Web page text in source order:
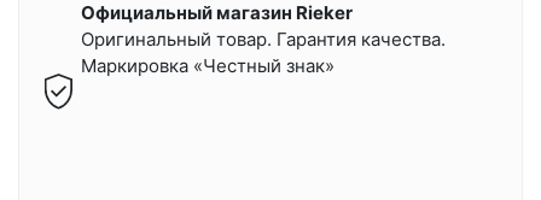
Официальный магазин Rieker
Оригинальный товар. Гарантия качества.
Маркировка «Честный знак»